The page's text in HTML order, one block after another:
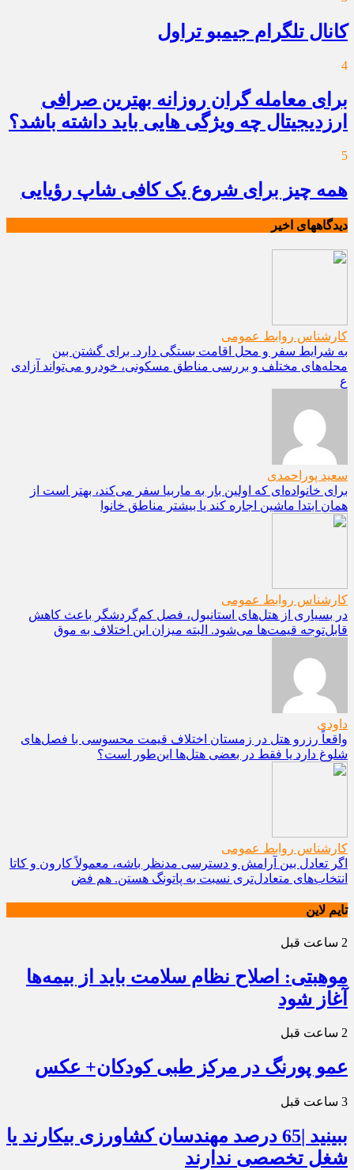
کانال تلگرام جیمبو تراول
4
برای معامله گران روزانه بهترین صرافی
ارزدیجیتال چه ویژگی هایی باید داشته باشد؟
5
همه چیز برای شروع یک کافی شاپ رؤیایی
دیدگاههای اخیر
کارشناس روابط عمومی
به شرایط سفر و محل اقامت بستگی دارد. برای گشتن بین
محله‌های مختلف و بررسی مناطق مسکونی، خودرو می‌تواند آزادی
ع
سعید پوراحمدی
برای خانواده‌ای که اولین بار به ماربیا سفر می‌کند، بهتر است از
همان ابتدا ماشین اجاره کند یا بیشتر مناطق خانوا
کارشناس روابط عمومی
در بسیاری از هتل‌های استانبول، فصل کم‌گردشگر باعث کاهش
قابل‌توجه قیمت‌ها می‌شود. البته میزان این اختلاف به موق
داودی
واقعاً رزرو هتل در زمستان اختلاف قیمت محسوسی با فصل‌های
شلوغ دارد یا فقط در بعضی هتل‌ها این‌طور است؟
کارشناس روابط عمومی
اگر تعادل بین آرامش و دسترسی مدنظر باشه، معمولاً کارون و کاتا
انتخاب‌های متعادل‌تری نسبت به پاتونگ هستن. هم فض
تایم لاین
2 ساعت قبل
موهبتی: اصلاح نظام سلامت باید از بیمه‌ها
آغاز شود
2 ساعت قبل
عمو پورنگ در مرکز طبی کودکان+ عکس
3 ساعت قبل
ببینید |65 درصد مهندسان کشاورزی بیکارند یا
شغل تخصصی ندارند